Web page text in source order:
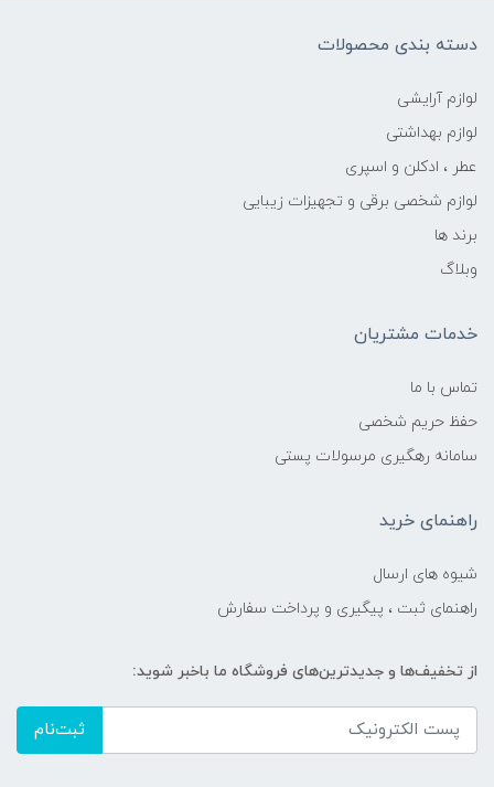
دسته بندی محصولات
لوازم آرایشی
لوازم بهداشتی
عطر ، ادکلن و اسپری
لوازم شخصی برقی و تجهیزات زیبایی
برند ها
وبلاگ
خدمات مشتریان
تماس با ما
حفظ حریم شخصی
سامانه رهگیری مرسولات پستی
راهنمای خرید
شیوه های ارسال
راهنمای ثبت ، پیگیری و پرداخت سفارش
از تخفیف‌ها و جدیدترین‌های فروشگاه ما باخبر شوید:
ثبت‌نام